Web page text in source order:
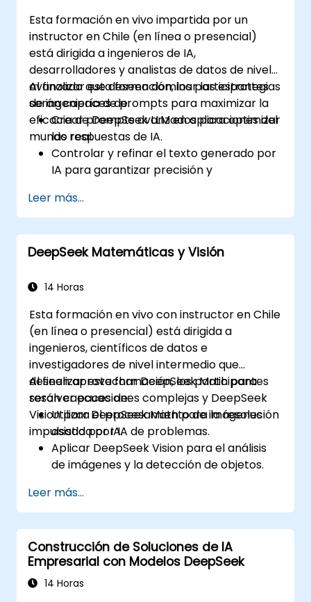
Esta formación en vivo impartida por un
instructor en Chile (en línea o presencial)
está dirigida a ingenieros de IA,
desarrolladores y analistas de datos de nivel
avanzado que deseen dominar las estrategias
de ingeniería de prompts para maximizar la
eficacia de DeepSeek LLM en aplicaciones del
mundo real.
Al finalizar esta formación, los participantes
serán capaces de:
Crear prompts avanzados para optimizar
las respuestas de IA.
Controlar y refinar el texto generado por
IA para garantizar precisión y
Aprovechar técnicas de encadenamiento
de prompts y gestión del contexto.
Mitigar sesgos y mejorar el uso ético de la
IA en la ingeniería de prompts.
Leer más...
DeepSeek Matemáticas y Visión
14 Horas
Esta formación en vivo con instructor en Chile
(en línea o presencial) está dirigida a
ingenieros, científicos de datos e
investigadores de nivel intermedio que
deseen aprovechar DeepSeek Math para
resolver ecuaciones complejas y DeepSeek
Vision para el procesamiento de imágenes
impulsado por IA.
Al finalizar esta formación, los participantes
serán capaces de:
Utilizar DeepSeek Math para la resolución
asistida por IA de problemas.
Aplicar DeepSeek Vision para el análisis
de imágenes y la detección de objetos.
visuales con IA en aplicaciones.
Optimizar modelos de IA para lograr
mayor precisión y eficiencia.
Leer más...
Construcción de Soluciones de IA
Empresarial con Modelos DeepSeek
14 Horas